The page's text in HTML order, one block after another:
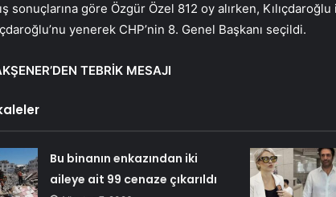
sonuçlarına göre Özgür Özel 812 oy alırken,
yenerek CHP’nin 8. Genel Başkanı seçildi.
TEBRİK MESAJI
Bu binanın enkazından iki
aileye ait 99 cenaze çıkarıldı